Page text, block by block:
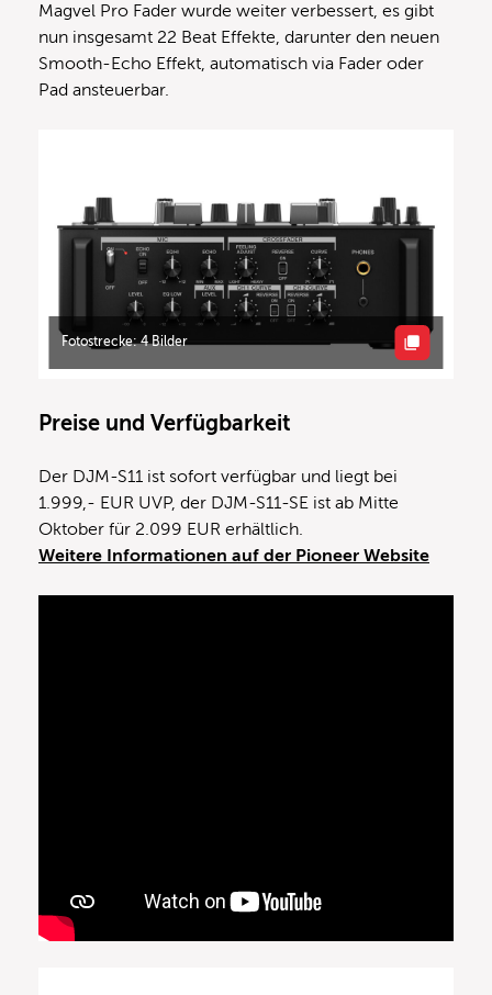
Magvel Pro Fader wurde weiter verbessert, es gibt
nun insgesamt 22 Beat Effekte, darunter den neuen
Smooth-Echo Effekt, automatisch via Fader oder
Pad ansteuerbar.
Fotostrecke: 4 Bilder
Preise und Verfügbarkeit
Der DJM-S11 ist sofort verfügbar und liegt bei
1.999,- EUR UVP, der DJM-S11-SE ist ab Mitte
Oktober für 2.099 EUR erhältlich.
Weitere Informationen auf der Pioneer Website